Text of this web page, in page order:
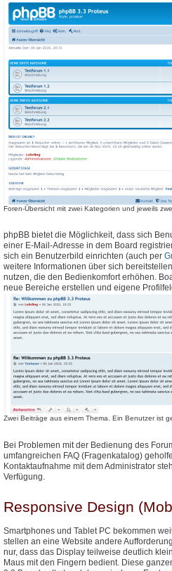
Foren-Übersicht mit zwei Kategorien und jeweils
phpBB bietet die Möglichkeit, dass sich
einer E-Mail-Adresse in dem Board
sich ein Benutzerbild einrichten (auch per
weitere Informationen über sich
nutzen, die den Bedienkomfort erhöhen.
neue Bereiche erstellen und eigene
Zwei Beiträge aus einem Thema. Ein Benutzer ist
Bei Problemen mit der Bedienung des
umfangreichen FAQ (Fragenkatalog)
Kontaktaufnahme mit dem Administrator
Verfügung.
Responsive Design
Smartphones und Tablet PC bekommen
stellen an eine Website andere
nur, dass das Display teilweise deutlich
Maus mit den Fingern bedient. Diese